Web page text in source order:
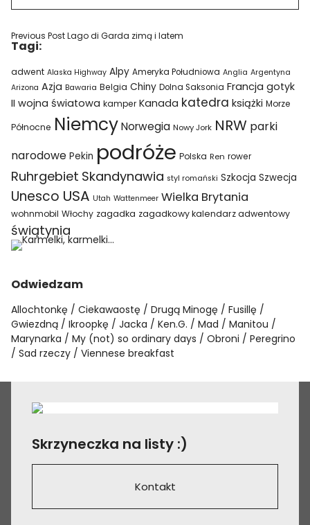
Previous PostLago di Garda zimą i latem
Tagi:
adwent Alaska Highway Alpy Ameryka Południowa Anglia Argentyna
Arizona Azja Bawaria Belgia Chiny Dolna Saksonia Francja gotyk
II wojna światowa kamper Kanada katedra książki Morze
Północne Niemcy Norwegia Nowy Jork NRW parki
narodowe Pekin podróże Polska Ren rower
Ruhrgebiet Skandynawia styl romański Szkocja Szwecja
Unesco USA Utah Wattenmeer Wielka Brytania
wohnmobil Włochy zagadka zagadkowy kalendarz adwentowy
świątynia
Odwiedzam
Allochtonkę Ciekawaostę Drugą Minogę
Fusillę
Gwiezdną
Ikroopkę Jacka Ken.G. Mad
Manitou
Marynarka
My (not) so ordinary days Obroni
Peregrino
Sad rzeczy
Viennese breakfast
Skrzyneczka na listy :)
Kontakt